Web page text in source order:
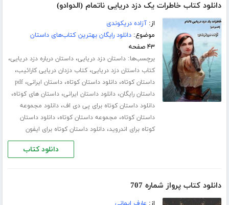
دانلود کتاب خاطرات یک دزد دریایی ناتمام (الدوادو)
از:آزاده دریکوندی
موضوع:دانلود رایگان بهترین کتاب‌های داستان
۴۳ صفحه
برچسب‌ها:داستان دزد دریایی،داستان درباره دزد دریایی،
کتاب داستان دزد دریایی،کتاب دزدان دریایی کارائیب،
داستان کوتاه،دانلود داستان کوتاه،داستان ایرانی،pdf
داستان رایگان،دانلود داستان ایرانی،داستان های کوتاه،
دانلود داستان کوتاه برای پی دی اف،دانلود مجموعه
داستان کوتاه، مجموعه داستان کوتاه،دانلود داستان
کوتاه برای اندروید،دانلود داستان کوتاه برای ایفون
دانلود کتاب
دانلود کتاب پرواز شماره 707